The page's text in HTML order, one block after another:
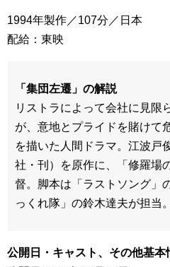
1994年製作／107分／日本
配給：東映
「集団左遷」の解説
リストラによって会社に見限
が、意地とプライドを賭けて
を描いた人間ドラマ。江波戸
社・刊）を原作に、「修羅場
督。脚本は「ラストソング」
っくれ隊」の鈴木達夫が担当。
公開日・キャスト、その他基本